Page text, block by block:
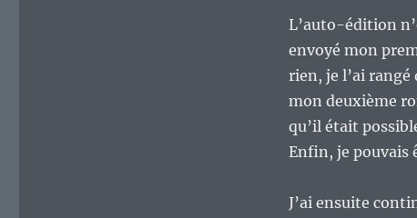
L’auto-édition
envoyé mon
rien, je l’ai
mon deuxième
qu’il était
Enfin, je pouvais
J’ai ensuite